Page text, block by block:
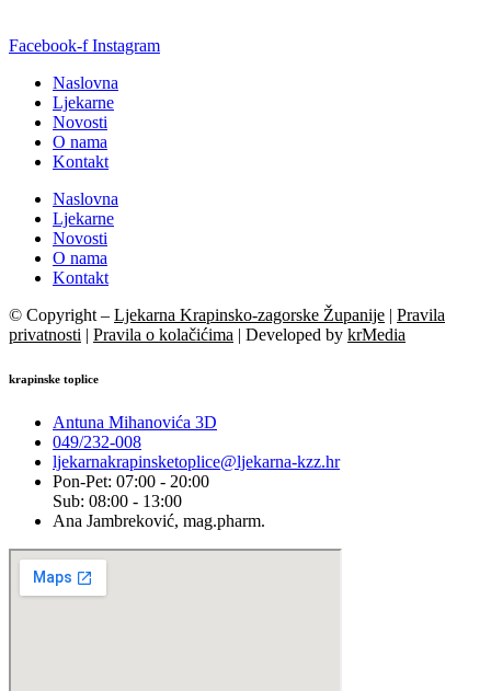
Facebook-f Instagram
Naslovna
Ljekarne
Novosti
O nama
Kontakt
Naslovna
Ljekarne
Novosti
O nama
Kontakt
© Copyright – Ljekarna Krapinsko-zagorske Županije | Pravila
privatnosti | Pravila o kolačićima | Developed by krMedia
krapinske toplice
Antuna Mihanovića 3D
049/232-008
ljekarnakrapinsketoplice@ljekarna-kzz.hr
Pon-Pet: 07:00 - 20:00
Sub: 08:00 - 13:00
Ana Jambreković, mag.pharm.